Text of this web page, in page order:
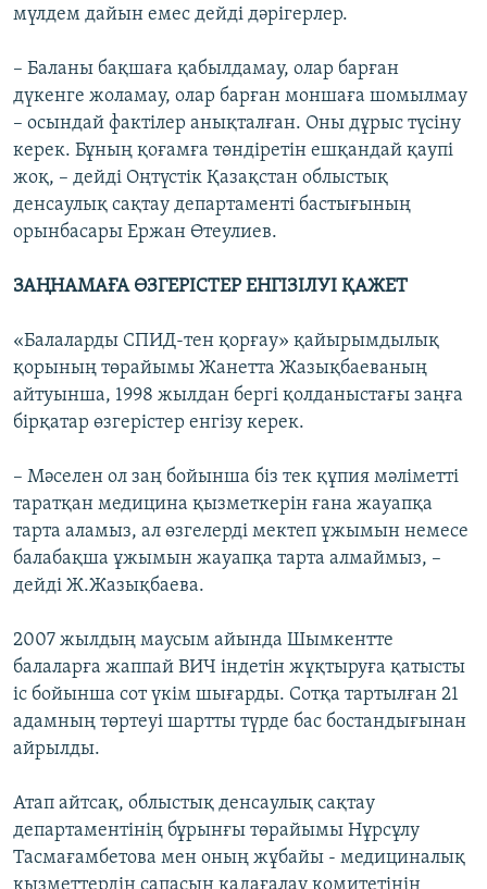
мүлдем дайын емес дейді дәрігерлер.
– Баланы бақшаға қабылдамау, олар барған
дүкенге жоламау, олар барған моншаға шомылмау
– осындай фактілер анықталған. Оны дұрыс түсіну
керек. Бұның қоғамға төндіретін ешқандай қаупі
жоқ, – дейді Оңтүстік Қазақстан облыстық
денсаулық сақтау департаменті бастығының
орынбасары Ержан Өтеулиев.
ЗАҢНАМАҒА ӨЗГЕРІСТЕР ЕНГІЗІЛУІ ҚАЖЕТ
«Балаларды СПИД-тен қорғау» қайырымдылық
қорының төрайымы Жанетта Жазықбаеваның
айтуынша, 1998 жылдан бергі қолданыстағы заңға
бірқатар өзгерістер енгізу керек.
– Мәселен ол заң бойынша біз тек құпия мәліметті
таратқан медицина қызметкерін ғана жауапқа
тарта аламыз, ал өзгелерді мектеп ұжымын немесе
балабақша ұжымын жауапқа тарта алмаймыз, –
дейді Ж.Жазықбаева.
2007 жылдың маусым айында Шымкентте
балаларға жаппай ВИЧ індетін жұқтыруға қатысты
іс бойынша сот үкім шығарды. Сотқа тартылған 21
адамның төртеуі шартты түрде бас бостандығынан
айрылды.
Атап айтсақ, облыстық денсаулық сақтау
департаментінің бұрынғы төрайымы Нұрсұлу
Тасмағамбетова мен оның жұбайы - медициналық